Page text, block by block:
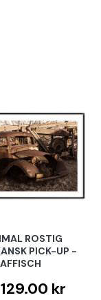
ROSTIG
PICK-UP -
AFFISCH
129.00 kr